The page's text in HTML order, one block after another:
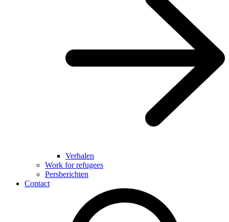
Verhalen
Work for refugees
Persberichten
Contact